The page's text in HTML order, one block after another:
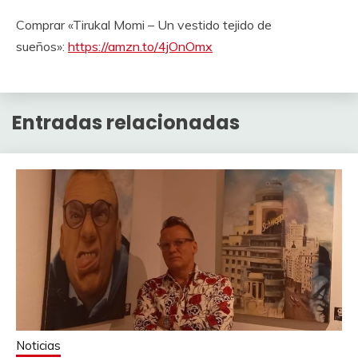
Comprar «Tirukal Momi – Un vestido tejido de
sueños»: https://amzn.to/4jOnOmx
Entradas relacionadas
Noticias